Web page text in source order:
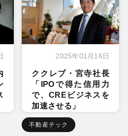
2025年01月16日
ククレブ・宮寺社長
「IPOで得た信用力
で、CREビジネスを
加速させる」
不動産テック